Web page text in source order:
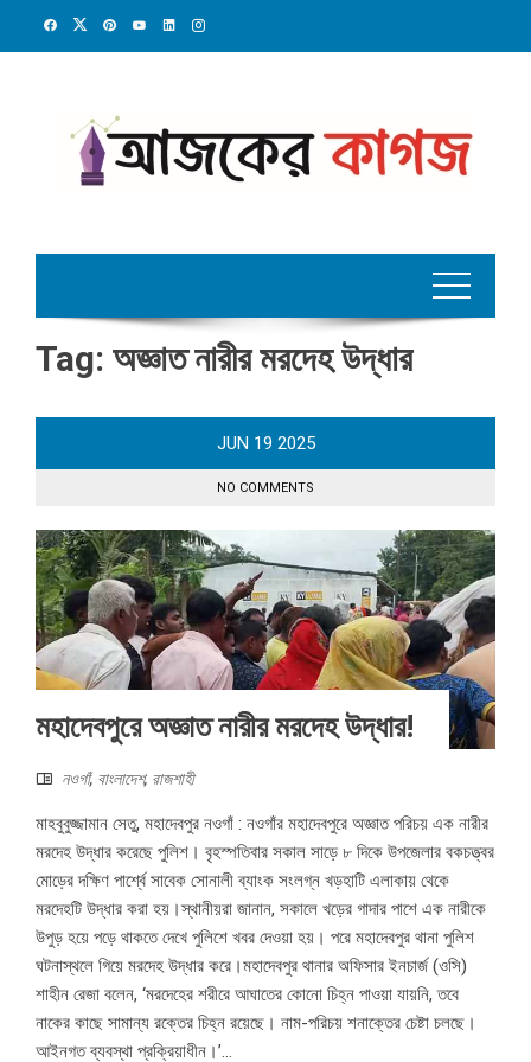
Tag: অজ্ঞাত নারীর মরদেহ উদ্ধার
JUN 19 2025
NO COMMENTS
মহাদেবপুরে অজ্ঞাত নারীর মরদেহ উদ্ধার!
নওগাঁ, বাংলাদেশ, রাজশাহী
মাহবুবুজ্জামান সেতু, মহাদেবপুর নওগাঁ : নওগাঁর মহাদেবপুরে অজ্ঞাত পরিচয় এক নারীর
মরদেহ উদ্ধার করেছে পুলিশ। বৃহস্পতিবার সকাল সাড়ে ৮ দিকে উপজেলার বকচত্ত্বর
মোড়ের দক্ষিণ পার্শ্বে সাবেক সোনালী ব্যাংক সংলগ্ন খড়হাটি এলাকায় থেকে
মরদেহটি উদ্ধার করা হয়।স্থানীয়রা জানান, সকালে খড়ের গাদার পাশে এক নারীকে
উপুড় হয়ে পড়ে থাকতে দেখে পুলিশে খবর দেওয়া হয়। পরে মহাদেবপুর থানা পুলিশ
ঘটনাস্থলে গিয়ে মরদেহ উদ্ধার করে।মহাদেবপুর থানার অফিসার ইনচার্জ (ওসি)
শাহীন রেজা বলেন, ‘মরদেহের শরীরে আঘাতের কোনো চিহ্ন পাওয়া যায়নি, তবে
নাকের কাছে সামান্য রক্তের চিহ্ন রয়েছে। নাম-পরিচয় শনাক্তের চেষ্টা চলছে।
আইনগত ব্যবস্থা প্রক্রিয়াধীন।’...